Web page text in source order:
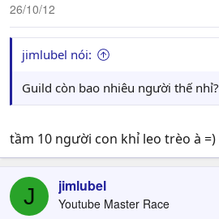
26/10/12
jimlubel nói:
Guild còn bao nhiêu người thế nhỉ?
tầm 10 người con khỉ leo trèo à =)
J jimlubel
Youtube Master Race